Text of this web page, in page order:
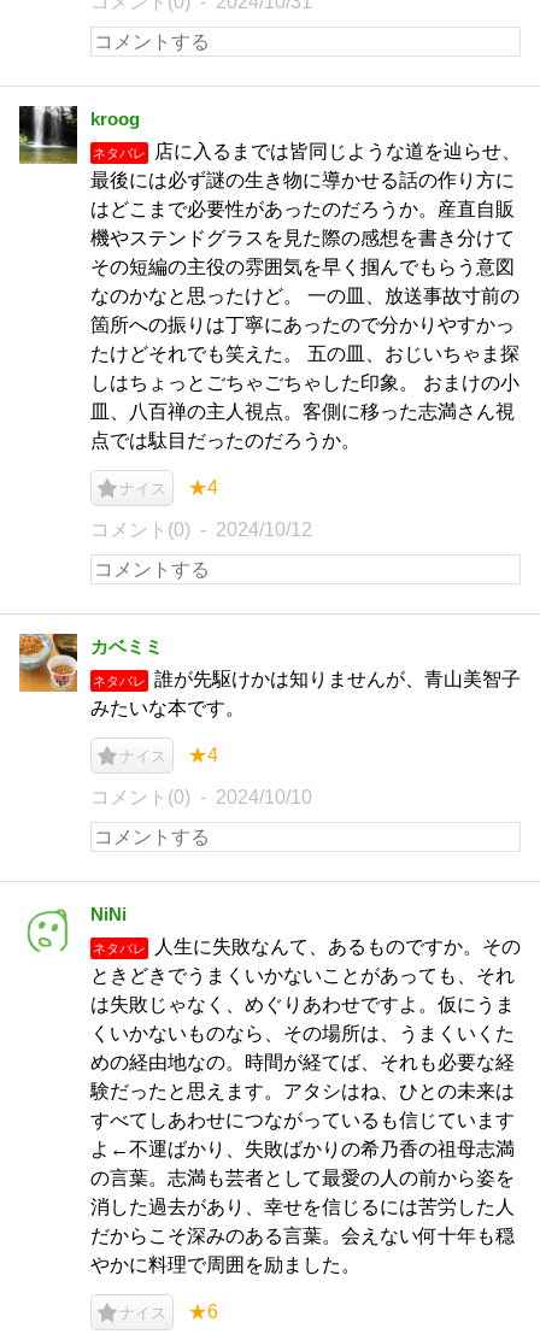
kroog
ネタバレ
店に入るまでは皆同じような道を辿らせ、
最後には必ず謎の生き物に導かせる話の作り方に
はどこまで必要性があったのだろうか。産直自販
機やステンドグラスを見た際の感想を書き分けて
その短編の主役の雰囲気を早く掴んでもらう意図
なのかなと思ったけど。 一の皿、放送事故寸前の
箇所への振りは丁寧にあったので分かりやすかっ
たけどそれでも笑えた。 五の皿、おじいちゃま探
しはちょっとごちゃごちゃした印象。 おまけの小
皿、八百禅の主人視点。客側に移った志満さん視
点では駄目だったのだろうか。
ナイス ★4
コメント(0) 2024/10/12
カベミミ
ネタバレ
誰が先駆けかは知りませんが、青山美智子
みたいな本です。
ナイス ★4
コメント(0) 2024/10/10
NiNi
ネタバレ
人生に失敗なんて、あるものですか。その
ときどきでうまくいかないことがあっても、それ
は失敗じゃなく、めぐりあわせですよ。仮にうま
くいかないものなら、その場所は、うまくいくた
めの経由地なの。時間が経てば、それも必要な経
験だったと思えます。アタシはね、ひとの未来は
すべてしあわせにつながっているも信じています
よ←不運ばかり、失敗ばかりの希乃香の祖母志満
の言葉。志満も芸者として最愛の人の前から姿を
消した過去があり、幸せを信じるには苦労した人
だからこそ深みのある言葉。会えない何十年も穏
やかに料理で周囲を励ました。
ナイス ★6